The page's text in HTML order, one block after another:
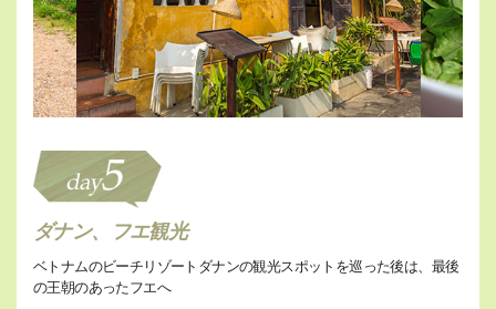
ダナン、フエ観光
ベトナムのビーチリゾートダナンの観光スポットを巡った後は、最後
の王朝のあったフエへ